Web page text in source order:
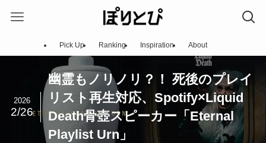
Pick Up Ranking Inspiration About
幽霊もノリノリ？！ 死後のプレイ
リスト再生対応、Spotify×Liquid
Death骨壺スピーカー「Eternal
Playlist Urn」
2026
2/26